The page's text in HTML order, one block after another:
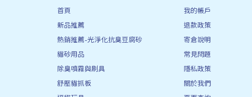
首頁
新品推薦
熱銷推薦-光淨化抗臭豆腐砂
貓砂用品
除臭噴霧與刷具
舒壓貓抓板
我的帳戶
退款政策
寄倉說明
常見問題
隱私政策
關於我們